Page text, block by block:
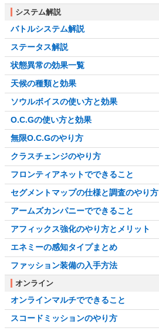
システム解説
バトルシステム解説
ステータス解説
状態異常の効果一覧
天候の種類と効果
ソウルボイスの使い方と効果
O.C.Gの使い方と効果
無限O.C.Gのやり方
クラスチェンジのやり方
フロンティアネットでできること
セグメントマップの仕様と調査のやり方
アームズカンパニーでできること
アフィックス強化のやり方とメリット
エネミーの感知タイプまとめ
ファッション装備の入手方法
オンライン
オンラインマルチでできること
スコードミッションのやり方